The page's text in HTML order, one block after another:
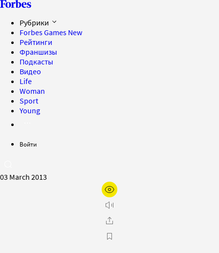
Рубрики
Forbes Games New
Рейтинги
Франшизы
Подкасты
Видео
Life
Woman
Sport
Young
Войти
03 March 2013